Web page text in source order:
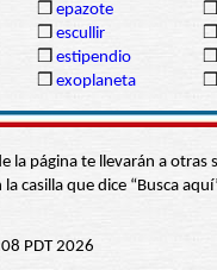
❒ epazote ❒
❒ escullir ❒
❒ estipendio ❒
❒ exoplaneta ❒
la página te llevarán a
la casilla que dice “Busca
PDT 2026